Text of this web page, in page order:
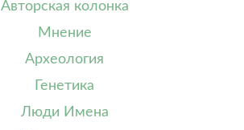
Авторская колонка
Мнение
Археология
Генетика
Люди Имена